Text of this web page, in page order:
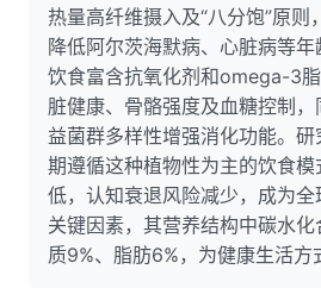
热量高纤维摄入及“八分饱”原
降低阿尔茨海默病、心脏病等
饮食富含抗氧化剂和omega-3
脏健康、骨骼强度及血糖控制
益菌群多样性增强消化功能。
期遵循这种植物性为主的饮食
低，认知衰退风险减少，成为
关键因素，其营养结构中碳水
质9%、脂肪6%，为健康生活方